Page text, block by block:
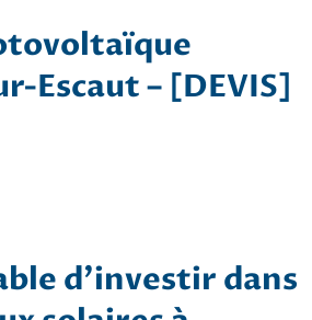
Escaut – [DEVIS]
d’investir dans